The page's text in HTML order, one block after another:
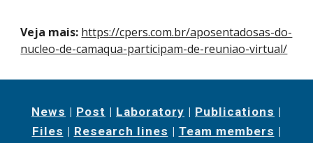
Veja mais: https://cpers.com.br/aposentadosas-do-
nucleo-de-camaqua-participam-de-reuniao-virtual/
News | Post | Laboratory | Publications |
Files | Research lines | Team members |